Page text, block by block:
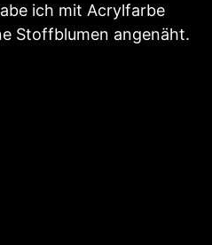
ich mit Acrylfarbe
Stoffblumen angenäht.